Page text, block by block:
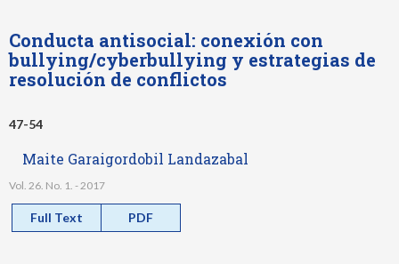
Conducta antisocial: conexión con
bullying/cyberbullying y estrategias de
resolución de conflictos
47-54
Maite Garaigordobil Landazabal
Vol. 26. No. 1. - 2017
Full Text PDF